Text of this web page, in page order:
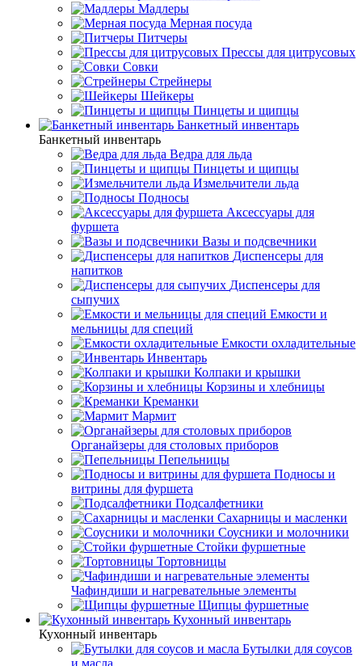
Мадлеры
Мерная посуда
Питчеры
Прессы для цитрусовых
Совки
Стрейнеры
Шейкеры
Пинцеты и щипцы
Банкетный инвентарь
Банкетный инвентарь
Ведра для льда
Пинцеты и щипцы
Измельчители льда
Подносы
Аксессуары для
фуршета
Вазы и подсвечники
Диспенсеры для
напитков
Диспенсеры для
сыпучих
Емкости и
мельницы для специй
Емкости охладительные
Инвентарь
Колпаки и крышки
Корзины и хлебницы
Креманки
Мармит
Органайзеры для столовых приборов
Пепельницы
Подносы и
витрины для фуршета
Подсалфетники
Сахарницы и масленки
Соусники и молочники
Стойки фуршетные
Тортовницы
Чафиндиши и нагревательные элементы
Щипцы фуршетные
Кухонный инвентарь
Кухонный инвентарь
Бутылки для соусов
и масла